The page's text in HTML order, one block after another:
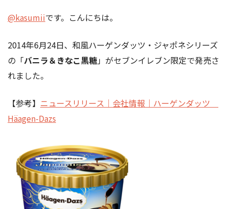
@kasumiiです。こんにちは。
2014年6月24日、和風ハーゲンダッツ・ジャポネシリーズ
の「バニラ＆きなこ黒糖」がセブンイレブン限定で発売さ
れました。
【参考】 ニュースリリース｜会社情報｜ハーゲンダッツ
Häagen-Dazs